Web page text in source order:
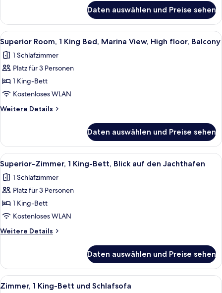
Zimmer,
1 King-
Bett
Daten auswählen und Preise sehen
Alle
Fotos
für
Superior
Room,
1
King
Bed,
View,
High
floor,
Balcony
anzeigen
Ein modernes Hotelzimmer mit Blick
8
Superior Room, 1 King Bed, Marina View, High floor, Balcony
1 Schlafzimmer
Platz für 3 Personen
1 King-Bett
Kostenloses WLAN
Weitere Details
Weitere
Room,
King
Bed,
Marina
View,
floor,
Balcony
Daten auswählen und Preise sehen
Alle
Fotos
für
Superior-
Zimmer,
1 King-
Bett,
Blick
den
Jachthafen
anzeigen
Hochwertige Bettwaren, Minibar,
10
Superior-Zimmer, 1 King-Bett, Blick auf den Jachthafen
1 Schlafzimmer
Platz für 3 Personen
1 King-Bett
Kostenloses WLAN
Weitere Details
Weitere
Zimmer,
1 King-
Bett,
Daten auswählen und Preise sehen
Alle
Zimmer, 1 King-Bett und Schlafsofa
8
Zimmer, 1 King-Bett und Schlafsofa